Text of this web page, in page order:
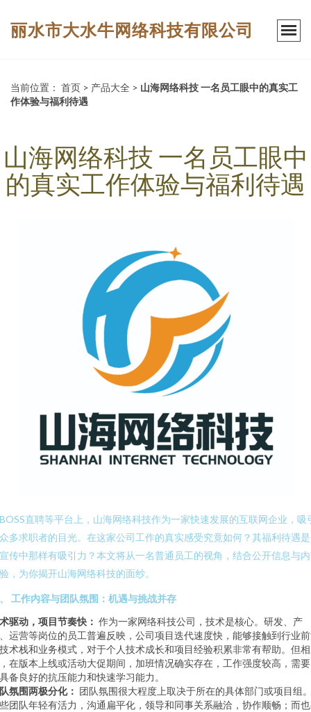
丽水市大水牛网络科技有限公司
当前位置： 首页 > 产品大全 > 山海网络科技 一名员工眼中的真实工
作体验与福利待遇
山海网络科技 一名员工眼中
的真实工作体验与福利待遇
直聘等平台上，山海网络科技作为一家快速发展的互联网企业，吸
多求职者的目光。在这家公司工作的真实感受究竟如何？其福利待遇
传中那样有吸引力？本文将从一名普通员工的视角，结合公开信息与
，为你揭开山海网络科技的面纱。
工作内容与团队氛围：机遇与挑战并存
驱动，项目节奏快： 作为一家网络科技公司，技术是核心。研发、产
运营等岗位的员工普遍反映，公司项目迭代速度快，能够接触到行业
术栈和业务模式，对于个人技术成长和项目经验积累非常有帮助。但
在版本上线或活动大促期间，加班情况确实存在，工作强度较高，需
备良好的抗压能力和快速学习能力。
氛围两极分化： 团队氛围很大程度上取决于所在的具体部门或项目组
团队年轻有活力，沟通扁平化，领导和同事关系融洽，协作顺畅；而